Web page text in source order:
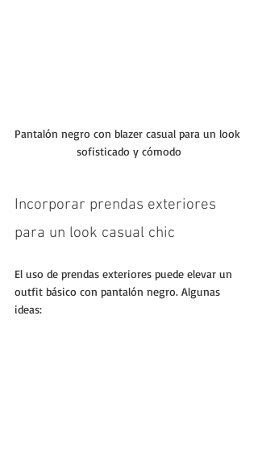
Pantalón negro con blazer casual para un look
sofisticado y cómodo
Incorporar prendas exteriores
para un look casual chic
El uso de prendas exteriores puede elevar un
outfit básico con pantalón negro. Algunas
ideas: